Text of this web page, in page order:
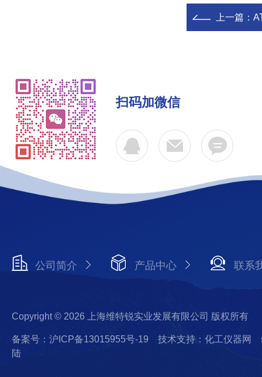
上一篇：
扫码加微信
公司简介 产品中心 联系
Copyright © 2026 上海维特锐实业发展有限公司 版权所有
备案号：沪ICP备13015955号-19 技术支持：化工仪器网
陆